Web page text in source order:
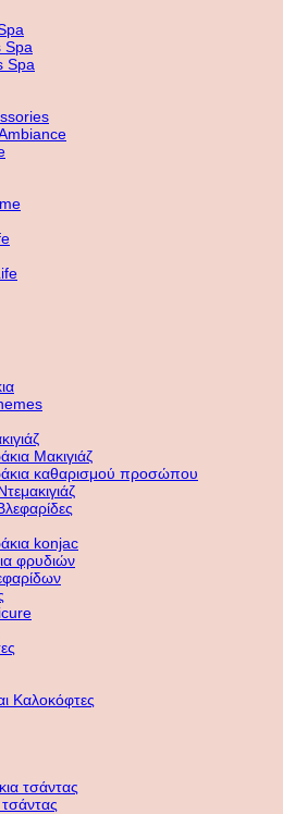
Spa
Spa
Μακιγιάζ
καθαρισμού προσώπου
konjac
φρυδιών
Καλοκόφτες
τσάντας